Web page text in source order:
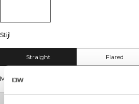
Stijl
Straight Flared
Maat